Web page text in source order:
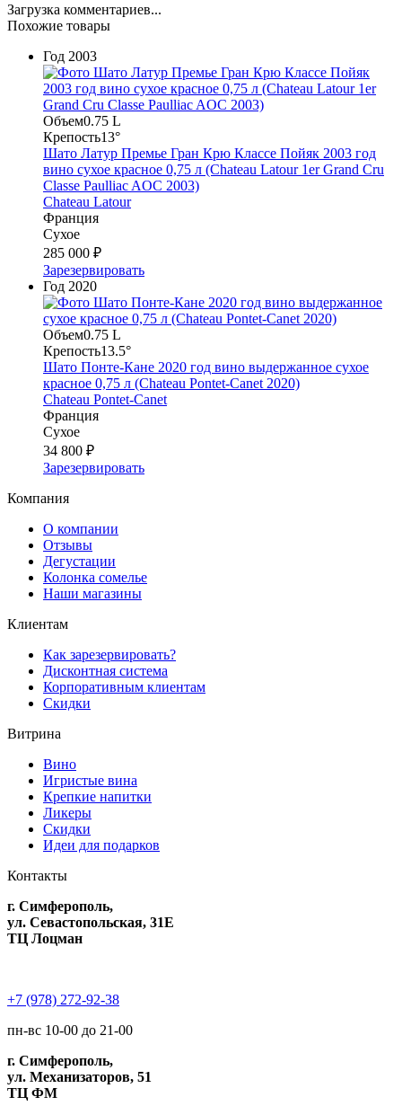
Загрузка комментариев...
Похожие товары
Год 2003
Объем0.75 L
Крепость13°
Шато Латур Премье Гран Крю Классе Пойяк 2003 год
вино сухое красное 0,75 л (Chateau Latour 1er Grand Cru
Classe Paulliac AOC 2003)
Chateau Latour
Франция
Сухое
285 000 ₽
Зарезервировать
Год 2020
Объем0.75 L
Крепость13.5°
Шато Понте-Кане 2020 год вино выдержанное сухое
красное 0,75 л (Chateau Pontet-Canet 2020)
Chateau Pontet-Canet
Франция
Сухое
34 800 ₽
Зарезервировать
Компания
О компании
Отзывы
Дегустации
Колонка сомелье
Наши магазины
Клиентам
Как зарезервировать?
Дисконтная система
Корпоративным клиентам
Скидки
Витрина
Вино
Игристые вина
Крепкие напитки
Ликеры
Скидки
Идеи для подарков
Контакты
г. Симферополь,
ул. Севастопольская, 31Е
ТЦ Лоцман
+7 (978) 272-92-38
пн-вс 10-00 до 21-00
г. Симферополь,
ул. Механизаторов, 51
ТЦ ФМ